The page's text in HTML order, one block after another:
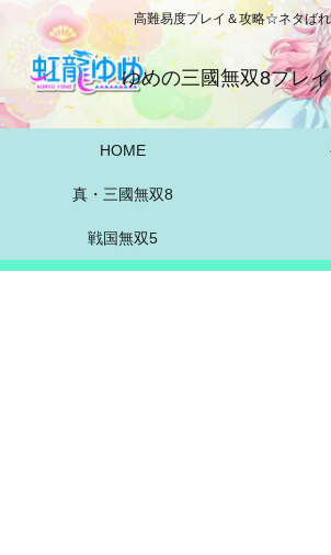
高難易度プレイ＆攻略☆ネタば
ゆめの三國無双8プレ
HOME
真・三國無双8
戦国無双5